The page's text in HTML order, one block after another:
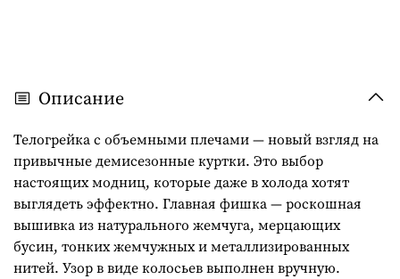
Описание
Телогрейка с объемными плечами — новый взгляд на
привычные демисезонные куртки. Это выбор
настоящих модниц, которые даже в холода хотят
выглядеть эффектно. Главная фишка — роскошная
вышивка из натурального жемчуга, мерцающих
бусин, тонких жемчужных и металлизированных
нитей. Узор в виде колосьев выполнен вручную.